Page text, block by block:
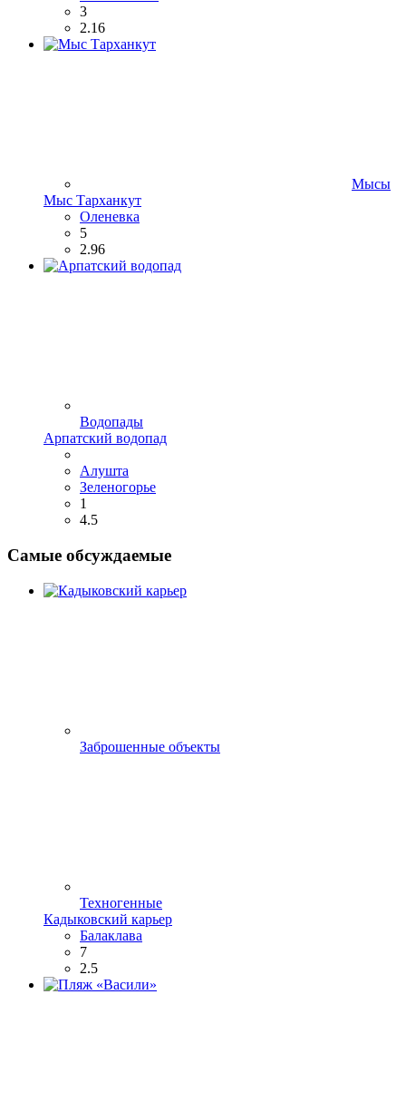
3
2.16
Мысы
Мыс Тарханкут
Оленевка
5
2.96
Водопады
Арпатский водопад
Алушта
Зеленогорье
1
4.5
Самые обсуждаемые
Заброшенные объекты
Техногенные
Кадыковский карьер
Балаклава
7
2.5